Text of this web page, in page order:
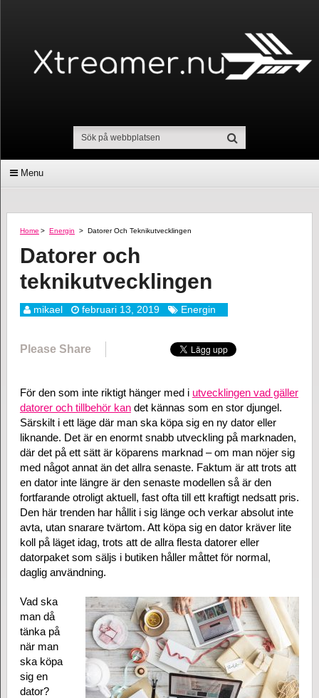
Menu
Home > Energin > Datorer Och Teknikutvecklingen
Datorer och
teknikutvecklingen
mikael februari 13, 2019 Energin
Please Share
För den som inte riktigt hänger med i utvecklingen vad gäller
datorer och tillbehör kandet kännas som en stor djungel.
Särskilt i ett läge där man ska köpa sig en ny dator eller
liknande. Det är en enormt snabb utveckling på marknaden,
där det på ett sätt är köparens marknad – om man nöjer sig
med något annat än det allra senaste. Faktum är att trots att
en dator inte längre är den senaste modellen så är den
fortfarande otroligt aktuell, fast ofta till ett kraftigt nedsatt pris.
Den här trenden har hållit i sig länge och verkar absolut inte
avta, utan snarare tvärtom. Att köpa sig en dator kräver lite
koll på läget idag, trots att de allra flesta datorer eller
datorpaket som säljs i butiken håller måttet för normal,
daglig användning.
Vad ska
man då
tänka på
när man
ska köpa
sig en
dator?